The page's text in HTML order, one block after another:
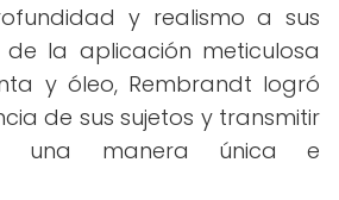
y realismo a sus
la aplicación meticulosa
y óleo, Rembrandt logró
de sus sujetos y transmitir
una manera única e